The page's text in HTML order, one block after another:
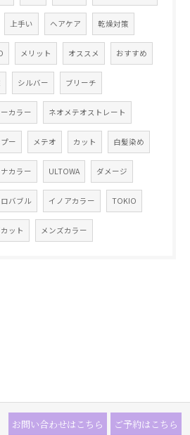
上手い ヘアケア 乾燥対策
メリット オススメ おすすめ
シルバー ブリーチ
カラー ネオメテオストレート
ー メテオ カット 白髪染め
カラー ULTOWA ダメージ
バブル イノアカラー TOKIO
ット メンズカラー
お問い合わせはこちら ご予約はこちら